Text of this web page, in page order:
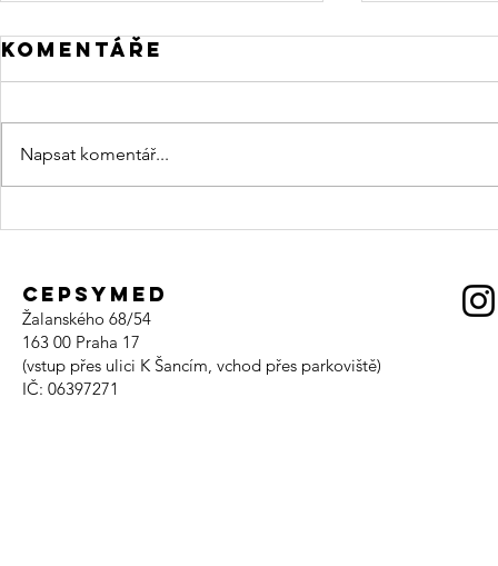
hlava, dech a
Komentáře
Napsat komentář...
CEPSYMED
Žalanského 68/54
163 00 Praha 17
(vstup přes ulici K Šancím, vchod přes parkoviště)
IČ: 06397271